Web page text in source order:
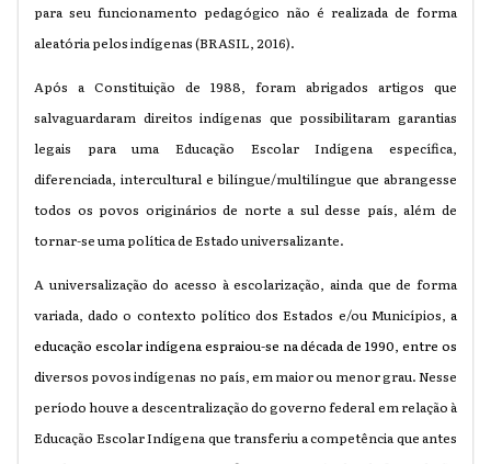
para seu funcionamento pedagógico não é realizada de forma
aleatória pelos indígenas (BRASIL, 2016).
Após a Constituição de 1988, foram abrigados artigos que
salvaguardaram direitos indígenas que possibilitaram garantias
legais para uma Educação Escolar Indígena específica,
diferenciada, intercultural e bilíngue/multilíngue que abrangesse
todos os povos originários de norte a sul desse país, além de
tornar-se uma política de Estado universalizante.
A universalização do acesso à escolarização, ainda que de forma
variada, dado o contexto político dos Estados e/ou Municípios, a
educação escolar indígena espraiou-se na década de 1990, entre os
diversos povos indígenas no país, em maior ou menor grau. Nesse
período houve a descentralização do governo federal em relação à
Educação Escolar Indígena que transferiu a competência que antes